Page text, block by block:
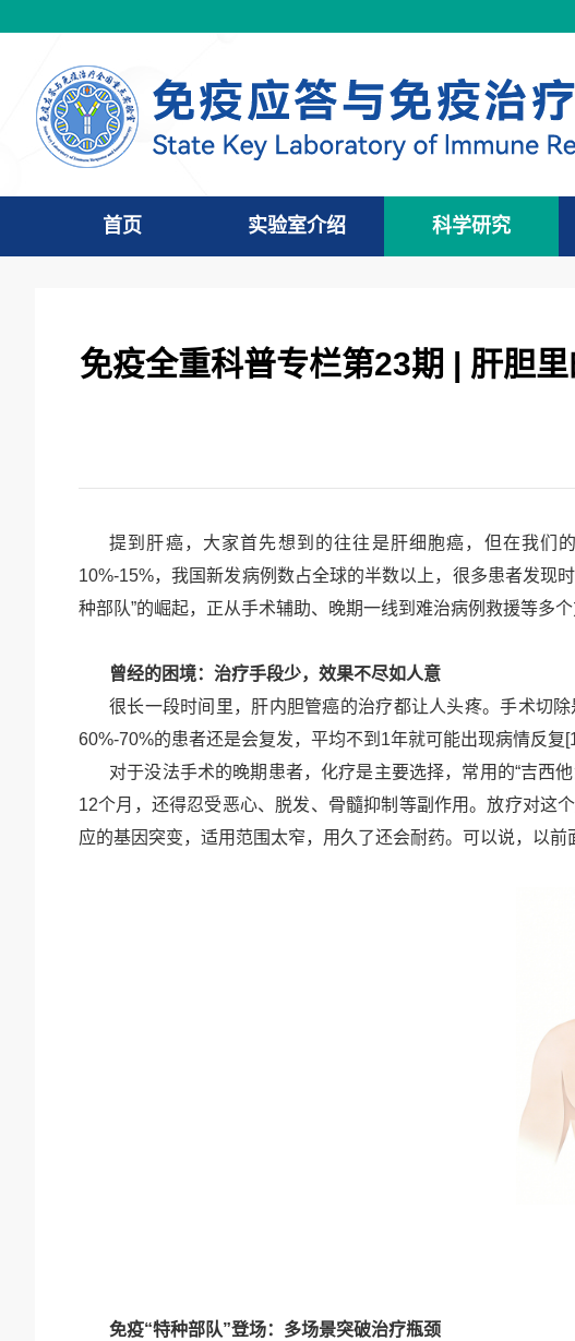
首页 实验室介绍 科学研究
免疫全重科普专栏第23期 | 肝胆
提到肝癌，大家首先想到的往往是肝细胞癌，但在我们
10%-15%，我国新发病例数占全球的半数以上，很多患者发现时
种部队”的崛起，正从手术辅助、晚期一线到难治病例救援等多
曾经的困境：治疗手段少，效果不尽如人意
很长一段时间里，肝内胆管癌的治疗都让人头疼。手术切
60%-70%的患者还是会复发，平均不到 1年就可能出现病情反复
对于没法手术的晚期患者，化疗是主要选择，常用的“吉西
12个月，还得忍受恶心、脱发、骨髓抑制等副作用。放疗对这
应的基因突变，适用范围太窄，用久了还会耐药。可以说，以
免疫“特种部队”登场：多场景突破治疗瓶颈